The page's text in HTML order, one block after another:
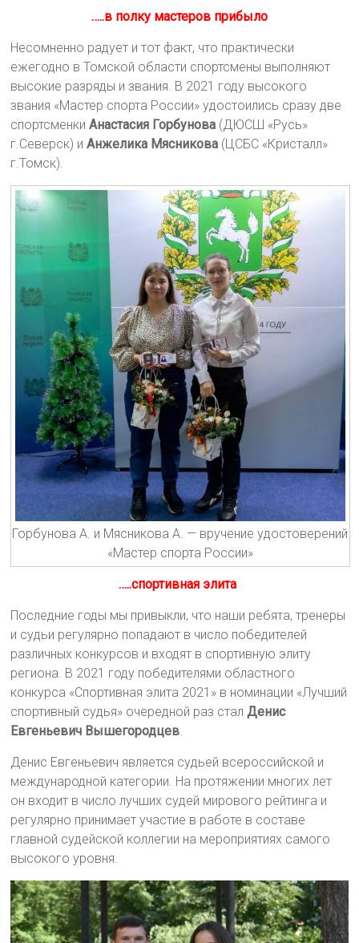
…..в полку мастеров прибыло
Несомненно радует и тот факт, что практически
ежегодно в Томской области спортсмены выполняют
высокие разряды и звания. В 2021 году высокого
звания «Мастер спорта России» удостоились сразу две
спортсменкиАнастасия Горбунова (ДЮСШ «Русь»
г.Северск) иАнжелика Мясникова (ЦСБС «Кристалл»
г.Томск).
Горбунова А. и Мясникова А. — вручение удостоверений
«Мастер спорта России»
…..спортивная элита
Последние годы мы привыкли, что наши ребята, тренеры
и судьи регулярно попадают в число победителей
различных конкурсов и входят в спортивную элиту
региона. В 2021 году победителями областного
конкурса «Спортивная элита 2021» в номинации «Лучший
спортивный судья» очередной раз сталДенис
Евгеньевич Вышегородцев.
Денис Евгеньевич является судьей всероссийской и
международной категории. На протяжении многих лет
он входит в число лучших судей мирового рейтинга и
регулярно принимает участие в работе в составе
главной судейской коллегии на мероприятиях самого
высокого уровня.